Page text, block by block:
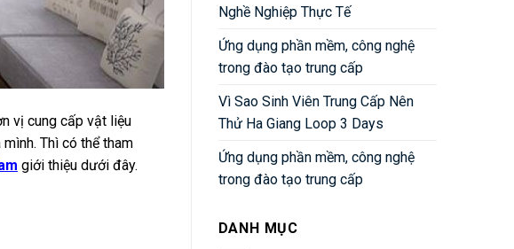
vị cung cấp vật liệu
Thì có thể tham
giới thiệu dưới đây.
Nghề Nghiệp Thực Tế
Ứng dụng phần mềm, công nghệ
trong đào tạo trung cấp
Vì Sao Sinh Viên Trung Cấp Nên
Thử Ha Giang Loop 3 Days
Ứng dụng phần mềm, công nghệ
trong đào tạo trung cấp
DANH MỤC